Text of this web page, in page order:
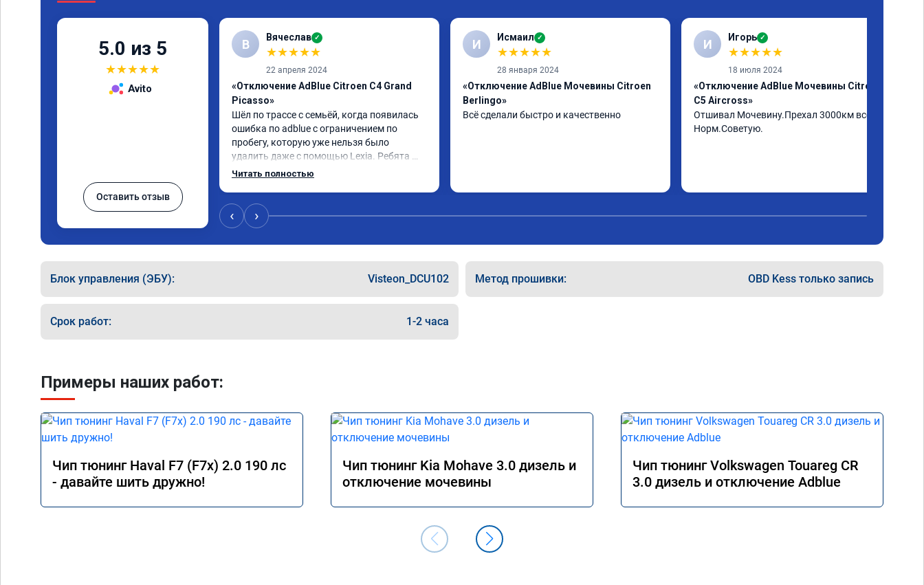
5.0 из 5
★★★★★
Avito
Оставить отзыв
В Вячеслав ✓
★★★★★
22 апреля 2024
«Отключение AdBlue Citroen C4 Grand
Picasso»
Шёл по трассе с семьёй, когда появилась
ошибка по adblue с ограничением по
пробегу, которую уже нельзя было
удалить даже с помощью Lexia. Ребята
пошли навстречу, оперативно приняли и
Читать полностью
И Исмаил ✓
★★★★★
28 января 2024
«Отключение AdBlue Мочевины Citroen
Berlingo»
Всё сделали быстро и качественно
И Игорь ✓
★★★★★
18 июля 2024
«Отключение AdBlue Мочевины Citroen
C5 Aircross»
Отшивал Мочевину.Прехал 3000км всё
Норм.Советую.
‹ ›
Блок управления (ЭБУ): Visteon_DCU102 Метод прошивки: OBD Kess только запись
Срок работ: 1-2 часа
Примеры наших работ:
Чип тюнинг Haval F7 (F7x) 2.0 190 лс
- давайте шить дружно!
Чип тюнинг Kia Mohave 3.0 дизель и
отключение мочевины
Чип тюнинг Volkswagen Touareg CR
3.0 дизель и отключение Adblue